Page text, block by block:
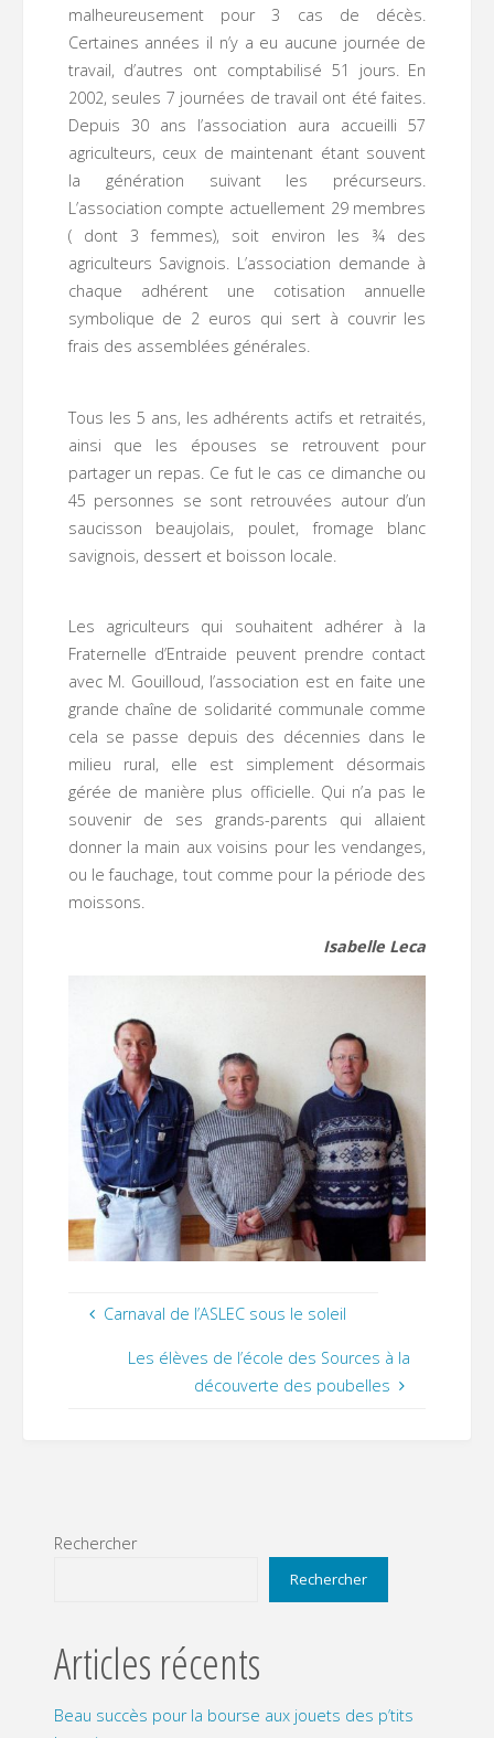
malheureusement pour 3 cas de décès.
Certaines années il n’y a eu aucune journée de
travail, d’autres ont comptabilisé 51 jours. En
2002, seules 7 journées de travail ont été faites.
Depuis 30 ans l’association aura accueilli 57
agriculteurs, ceux de maintenant étant souvent
la génération suivant les précurseurs.
L’association compte actuellement 29 membres
( dont 3 femmes), soit environ les ¾ des
agriculteurs Savignois. L’association demande à
chaque adhérent une cotisation annuelle
symbolique de 2 euros qui sert à couvrir les
frais des assemblées générales.
Tous les 5 ans, les adhérents actifs et retraités,
ainsi que les épouses se retrouvent pour
partager un repas. Ce fut le cas ce dimanche ou
45 personnes se sont retrouvées autour d’un
saucisson beaujolais, poulet, fromage blanc
savignois, dessert et boisson locale.
Les agriculteurs qui souhaitent adhérer à la
Fraternelle d’Entraide peuvent prendre contact
avec M. Gouilloud, l’association est en faite une
grande chaîne de solidarité communale comme
cela se passe depuis des décennies dans le
milieu rural, elle est simplement désormais
gérée de manière plus officielle. Qui n’a pas le
souvenir de ses grands-parents qui allaient
donner la main aux voisins pour les vendanges,
ou le fauchage, tout comme pour la période des
moissons.
Isabelle Leca
Carnaval de l’ASLEC sous le soleil
Les élèves de l’école des Sources à la
découverte des poubelles
Rechercher
Rechercher
Articles récents
Beau succès pour la bourse aux jouets des p’tits